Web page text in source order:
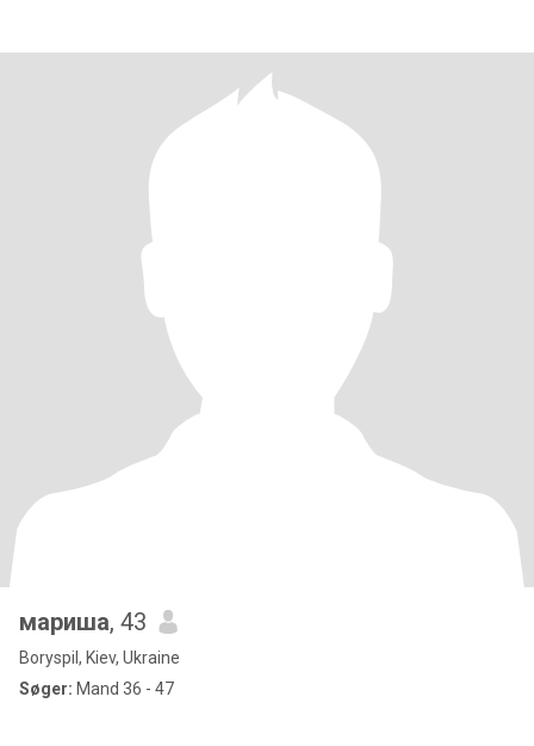
мариша, 43
Boryspil, Kiev, Ukraine
Søger: Mand 36 - 47